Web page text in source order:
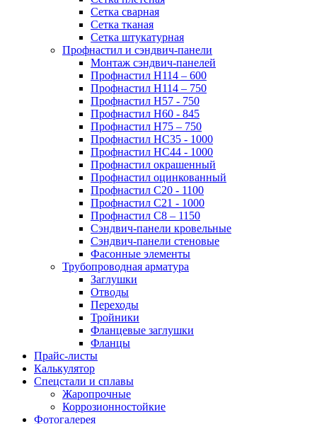
Сетка сварная
Сетка тканая
Сетка штукатурная
Профнастил и сэндвич-панели
Монтаж сэндвич-панелей
Профнастил Н114 – 600
Профнастил Н114 – 750
Профнастил Н57 - 750
Профнастил Н60 - 845
Профнастил Н75 – 750
Профнастил НС35 - 1000
Профнастил НС44 - 1000
Профнастил окрашенный
Профнастил оцинкованный
Профнастил С20 - 1100
Профнастил С21 - 1000
Профнастил С8 – 1150
Сэндвич-панели кровельные
Сэндвич-панели стеновые
Фасонные элементы
Трубопроводная арматура
Заглушки
Отводы
Переходы
Тройники
Фланцевые заглушки
Фланцы
Прайс-листы
Калькулятор
Спецстали и сплавы
Жаропрочные
Коррозионностойкие
Фотогалерея